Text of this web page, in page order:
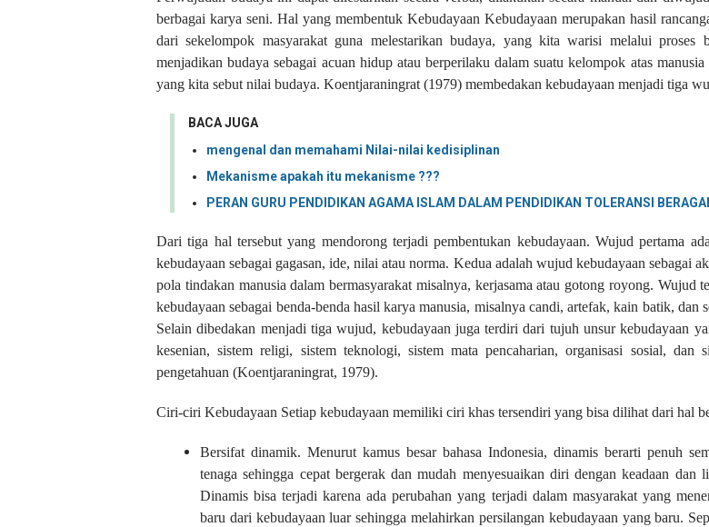
berbagai karya seni. Hal yang membentuk Kebudayaan Kebudayaan merupakan hasil
dari sekelompok masyarakat guna melestarikan budaya, yang kita warisi melalui proses
menjadikan budaya sebagai acuan hidup atau berperilaku dalam suatu kelompok atas
yang kita sebut nilai budaya. Koentjaraningrat (1979) membedakan kebudayaan menjadi tiga
BACA JUGA
mengenal dan memahami Nilai-nilai kedisiplinan
Mekanisme apakah itu mekanisme ???
PERAN GURU PENDIDIKAN AGAMA ISLAM DALAM PENDIDIKAN TOLERANSI
Dari tiga hal tersebut yang mendorong terjadi pembentukan kebudayaan. Wujud pertama
kebudayaan sebagai gagasan, ide, nilai atau norma. Kedua adalah wujud kebudayaan sebagai
pola tindakan manusia dalam bermasyarakat misalnya, kerjasama atau gotong royong. Wujud
kebudayaan sebagai benda-benda hasil karya manusia, misalnya candi, artefak, kain batik, dan
Selain dibedakan menjadi tiga wujud, kebudayaan juga terdiri dari tujuh unsur kebudayaan
kesenian, sistem religi, sistem teknologi, sistem mata pencaharian, organisasi sosial, dan
pengetahuan (Koentjaraningrat, 1979).
Ciri-ciri Kebudayaan Setiap kebudayaan memiliki ciri khas tersendiri yang bisa dilihat dari hal
Bersifat dinamik. Menurut kamus besar bahasa Indonesia, dinamis berarti penuh
tenaga sehingga cepat bergerak dan mudah menyesuaikan diri dengan keadaan dan
Dinamis bisa terjadi karena ada perubahan yang terjadi dalam masyarakat yang
baru dari kebudayaan luar sehingga melahirkan persilangan kebudayaan yang baru.